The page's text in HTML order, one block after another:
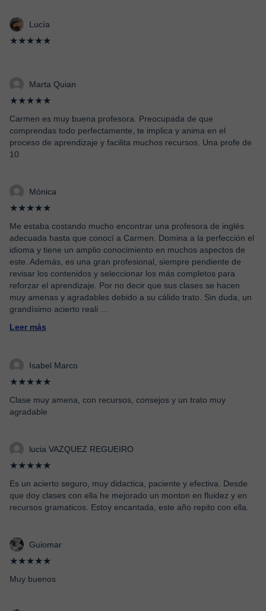
Lucía
★★★★★
Marta Quian
★★★★★
Carmen es muy buena profesora. Preocupada de que
comprendas todo perfectamente, te implica y anima en el
proceso de aprendizaje y facilita muchos recursos. Una profe de
10
Mónica
★★★★★
Me estaba costando mucho encontrar una profesora de inglés
adecuada hasta que conocí a Carmen. Domina a la perfección el
idioma y tiene un amplio conocimiento en muchos aspectos de
este. Además, es una gran profesional, siempre pendiente de
revisar los contenidos y seleccionar los más completos para
reforzar el aprendizaje. Por no decir que sus clases se hacen
muy amenas y agradables debido a su cálido trato. Sin duda, un
grandísimo acierto reali
Leer más
Isabel Marco
★★★★★
Clase muy amena, con recursos, consejos y un trato muy
agradable
lucia VAZQUEZ REGUEIRO
★★★★★
Es un acierto seguro, muy didactica, paciente y efectiva. Desde
que doy clases con ella he mejorado un monton en fluidez y en
recursos gramaticos. Estoy encantada, este año repito con ella.
Guiomar
★★★★★
Muy buenos